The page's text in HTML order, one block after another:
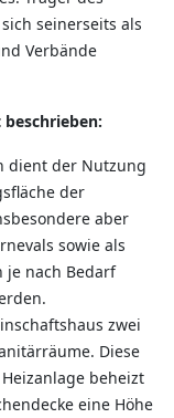
seinerseits als
Verbände
dient der Nutzung
der
aber
sowie als
je nach Bedarf
zwei
Diese
beheizt
eine Höhe